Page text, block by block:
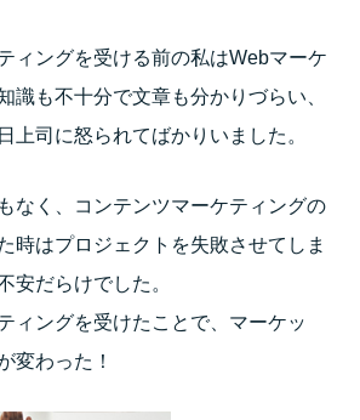
ィングを受ける前の私はWebマーケ
識も不十分で文章も分かりづらい、
上司に怒られてばかりいました。
なく、コンテンツマーケティングの
時はプロジェクトを失敗させてしま
安だらけでした。
ィングを受けたことで、マーケッ
変わった！